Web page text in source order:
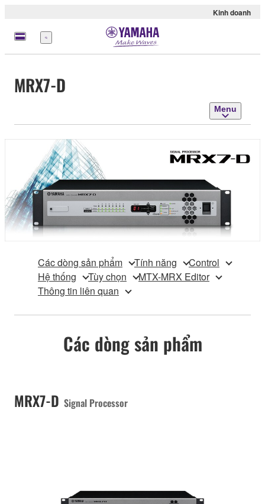
Kinh doanh
Menu
MRX7-D
Menu
Các dòng sản phẩm Tính năng
Control
Hệ thống
Tùy chọn
MTX-MRX Editor
Thông tin liên quan
Các dòng sản phẩm
MRX7-D Signal Processor